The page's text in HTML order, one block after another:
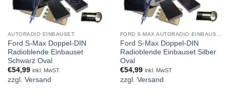
AUTORADIO EINBAUSET
Ford S-Max Doppel-DIN
Radioblende Einbauset
Schwarz Oval
€54,99 inkl. MwST
zzgl. Versand
Ford S-Max Doppel-DIN
Radioblende Einbauset Silber
Oval
€54,99 inkl. MwST
zzgl. Versand